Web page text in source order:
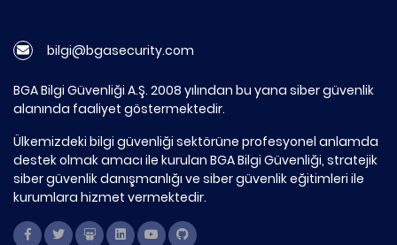
bilgi@bgasecurity.com
BGA Bilgi Güvenliği A.Ş. 2008 yılından bu yana siber güvenlik
alanında faaliyet göstermektedir.
Ülkemizdeki bilgi güvenliği sektörüne profesyonel anlamda
destek olmak amacı ile kurulan BGA Bilgi Güvenliği, stratejik
siber güvenlik danışmanlığı ve siber güvenlik eğitimleri ile
kurumlara hizmet vermektedir.